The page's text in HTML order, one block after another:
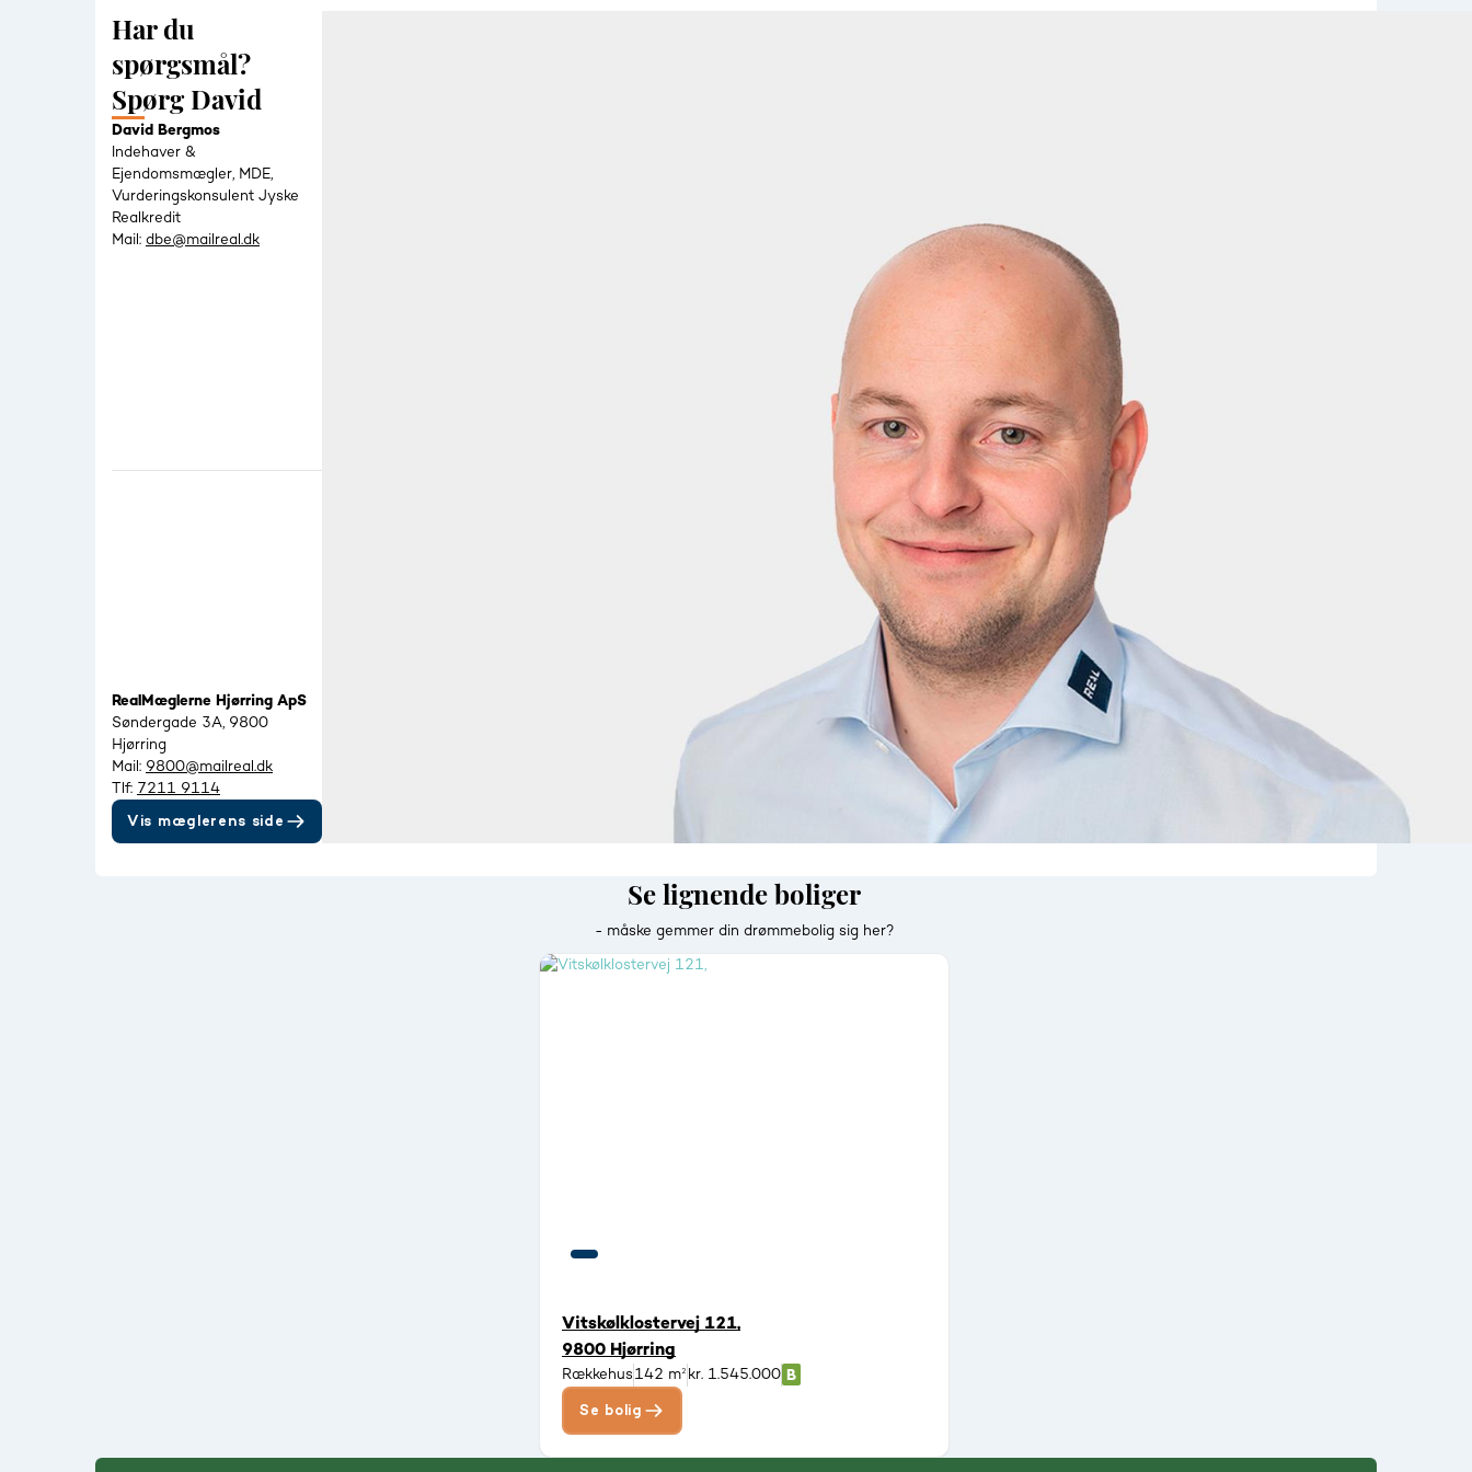
Har du
spørgsmål?
Spørg David
David Bergmos
Indehaver &
Ejendomsmægler, MDE,
Vurderingskonsulent Jyske
Realkredit
Mail: dbe@mailreal.dk
RealMæglerne Hjørring ApS
Søndergade 3A, 9800
Hjørring
Mail: 9800@mailreal.dk
Tlf: 7211 9114
Vis mæglerens side
Se lignende boliger
- måske gemmer din drømmebolig sig her?
Vitskølklostervej 121,
9800 Hjørring
Rækkehus 142 m² kr. 1.545.000
Se bolig